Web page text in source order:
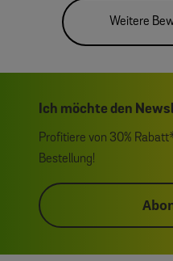
Weitere
Ich möchte den
Profitiere von 30%
Bestellung!